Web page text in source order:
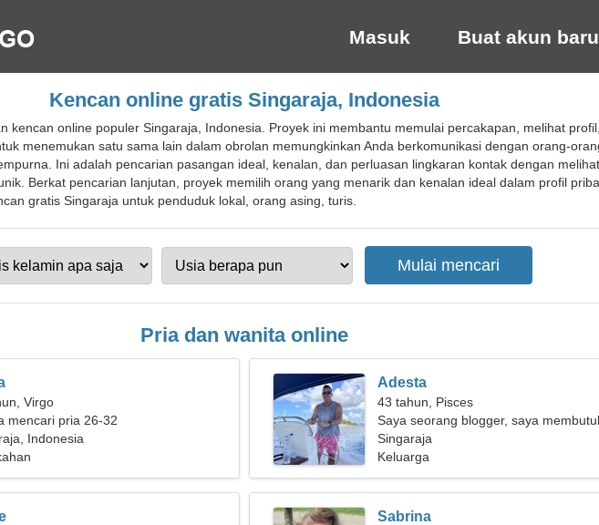
Masuk Buat akun baru
Kencan online gratis Singaraja, Indonesia
kencan online populer Singaraja, Indonesia. Proyek ini membantu memulai percakapan, melihat
menemukan satu sama lain dalam obrolan memungkinkan Anda berkomunikasi dengan orang-
Ini adalah pencarian pasangan ideal, kenalan, dan perluasan lingkaran kontak dengan
Berkat pencarian lanjutan, proyek memilih orang yang menarik dan kenalan ideal dalam profil
gratis Singaraja untuk penduduk lokal, orang asing, turis.
Pria dan wanita online
Virgo
mencari pria 26-32
Indonesia
Adesta
43 tahun, Pisces
Saya seorang blogger, saya
wanita yang bersemangat
Singaraja
Keluarga
Sabrina